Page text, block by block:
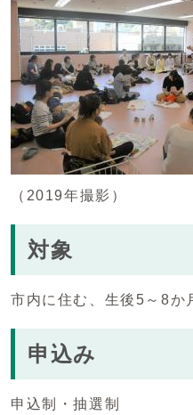
（2019年撮影）
対象
市内に住む、生後5～8か
申込み
申込制・抽選制